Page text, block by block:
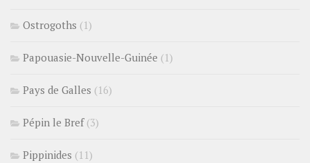
Ostrogoths (1)
Papouasie-Nouvelle-Guinée (1)
Pays de Galles (16)
Pépin le Bref(3)
Pippinides (11)